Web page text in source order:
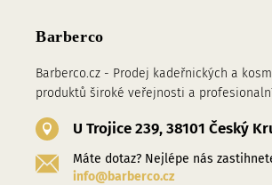
Barberco
Barberco.cz - Prodej kadeřnických a
produktů široké veřejnosti a
U Trojice 239, 38101 Český
Máte dotaz? Nejlépe nás
info@barberco.cz